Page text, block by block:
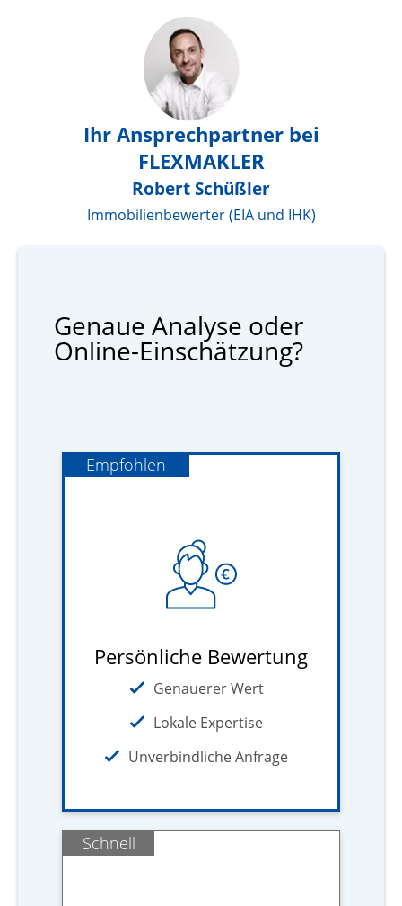
Ihr Ansprechpartner bei
FLEXMAKLER
Robert Schüßler
Immobilienbewerter (EIA und IHK)
Genaue Analyse oder
Online-Einschätzung?
Empfohlen
Persönliche Bewertung
Genauerer Wert
Lokale Expertise
Unverbindliche Anfrage
Schnell